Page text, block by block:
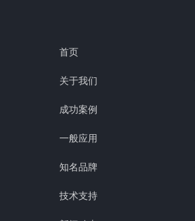
首页
关于我们
成功案例
一般应用
知名品牌
技术支持